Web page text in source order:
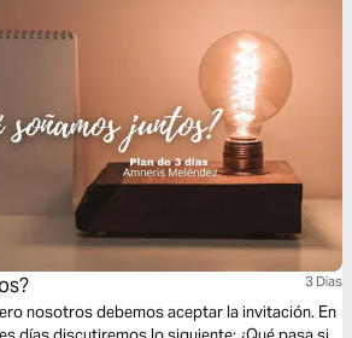
3 Dias
nosotros debemos aceptar la invitación. En